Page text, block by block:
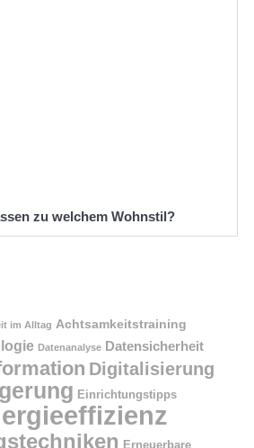
zu welchem Wohnstil?
im Alltag Achtsamkeitstraining
Datenanalyse Datensicherheit
Digitalisierung
Einrichtungstipps
Erneuerbare